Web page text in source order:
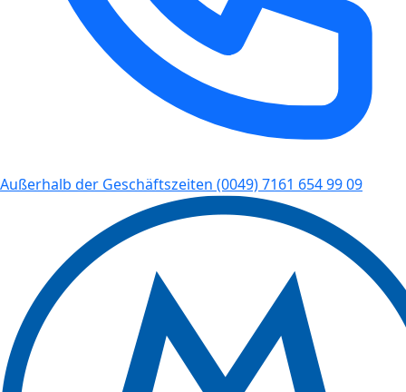
Außerhalb der Geschäftszeiten (0049) 7161 654 99 09